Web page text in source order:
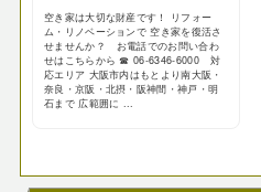
空き家は大切な財産です！ リフォー
ム・リノベーションで 空き家を復活さ
せませんか？ お電話でのお問い合わ
せはこちらから ☎ 06-6346-6000 対
応エリア 大阪市内はもとより南大阪・
奈良・京阪・北摂・阪神間・神戸・明
石まで 広範囲に ...